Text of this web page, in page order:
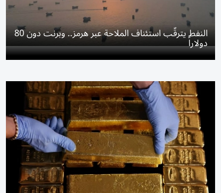
النفط يترقّب استئناف الملاحة عبر هرمز.. وبرنت دون 80
دولاراً